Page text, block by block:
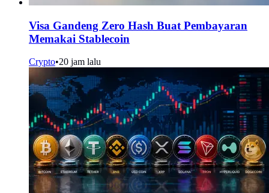
Visa Gandeng Zero Hash Buat Pembayaran
Memakai Stablecoin
Crypto•20 jam lalu